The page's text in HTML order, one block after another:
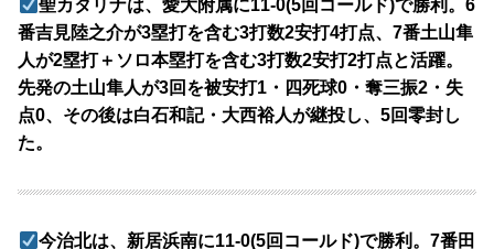
聖カタリナは、愛大附属に11-0(5回コールド)で勝利。6
番吉見陸之介が3塁打を含む3打数2安打4打点、7番土山隼
人が2塁打＋ソロ本塁打を含む3打数2安打2打点と活躍。
先発の土山隼人が3回を被安打1・四死球0・奪三振2・失
点0、その後は白石和記・大西裕人が継投し、5回零封し
た。
今治北は、新居浜南に11-0(5回コールド)で勝利。7番田